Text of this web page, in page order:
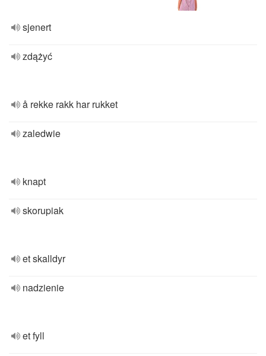
sjenert
zdążyć
å rekke rakk har rukket
zaledwie
knapt
skorupiak
et skalldyr
nadzienie
et fyll